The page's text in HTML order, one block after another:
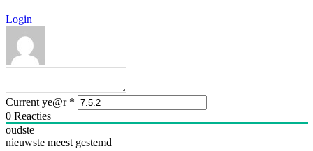
Login
Current ye@r *
0 Reacties
oudste
nieuwste meest gestemd